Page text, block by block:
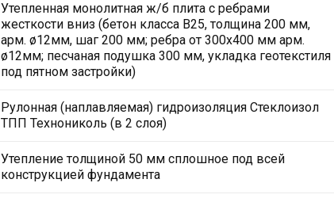
Утепленная монолитная ж/б плита с ребрами
жесткости вниз (бетон класса В25, толщина 200 мм,
арм. ø12мм, шаг 200 мм; ребра от 300х400 мм арм.
ø12мм; песчаная подушка 300 мм, укладка геотекстиля
под пятном застройки)
Рулонная (наплавляемая) гидроизоляция Стеклоизол
ТПП Технониколь (в 2 слоя)
Утепление толщиной 50 мм сплошное под всей
конструкцией фундамента